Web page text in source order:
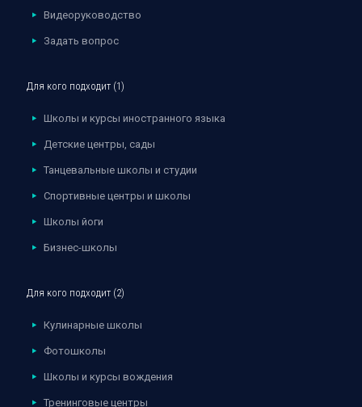
Видеоруководство
Задать вопрос
Для кого подходит (1)
Школы и курсы иностранного языка
Детские центры, сады
Танцевальные школы и студии
Спортивные центры и школы
Школы йоги
Бизнес-школы
Для кого подходит (2)
Кулинарные школы
Фотошколы
Школы и курсы вождения
Тренинговые центры